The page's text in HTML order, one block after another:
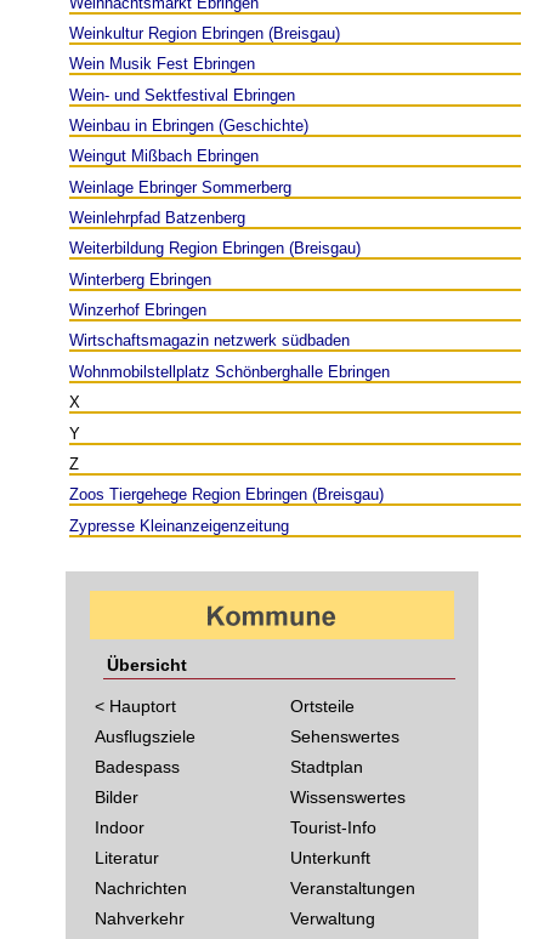
Weinkultur Region Ebringen (Breisgau)
Wein Musik Fest Ebringen
Wein- und Sektfestival Ebringen
Weinbau in Ebringen (Geschichte)
Weingut Mißbach Ebringen
Weinlage Ebringer Sommerberg
Weinlehrpfad Batzenberg
Weiterbildung Region Ebringen (Breisgau)
Winterberg Ebringen
Winzerhof Ebringen
Wirtschaftsmagazin netzwerk südbaden
Wohnmobilstellplatz Schönberghalle Ebringen
X
Y
Z
Zoos Tiergehege Region Ebringen (Breisgau)
Zypresse Kleinanzeigenzeitung
Übersicht
< Hauptort
Ausflugsziele
Badespass
Bilder
Indoor
Literatur
Nachrichten
Nahverkehr
Ortsteile
Sehenswertes
Stadtplan
Wissenswertes
Tourist-Info
Unterkunft
Veranstaltungen
Verwaltung